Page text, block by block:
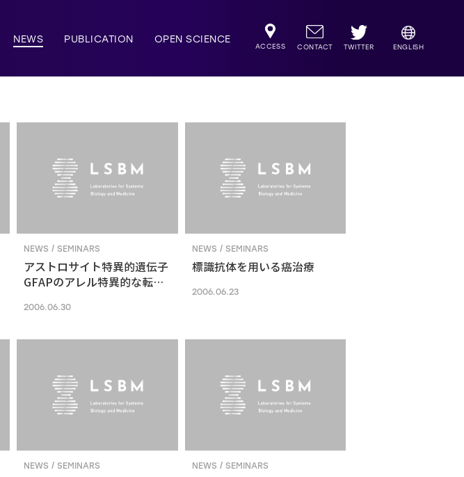
NEWS PUBLICATION OPEN SCIENCE
ACCESS CONTACT TWITTER ENGLISH
NEWS / SEMINARS
アストロサイト特異的遺伝子
GFAPのアレル特異的な転写
2006.06.30
NEWS / SEMINARS
標識抗体を用いる癌治療
2006.06.23
NEWS / SEMINARS NEWS / SEMINARS